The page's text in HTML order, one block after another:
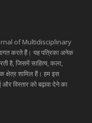
of Multidisciplinary
करते हैं। यह पत्रिका अनेक
है, जिसमें साहित्य, कला,
क्षेत्र शामिल हैं। हम इस
और विस्तार को बढ़ावा देने का